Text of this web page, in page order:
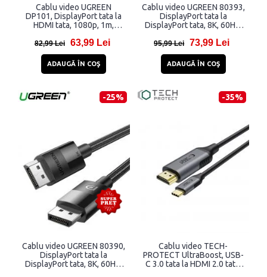
Cablu video UGREEN
DP101, DisplayPort tata la
HDMI tata, 1080p, 1m,
82,99 Lei 63,99 Lei
ADAUGĂ ÎN COŞ
Cablu video UGREEN 80393,
DisplayPort tata la
DisplayPort tata, 8K, 60Hz,
95,99 Lei 73,99 Lei
ADAUGĂ ÎN COŞ
-25%
Cablu video UGREEN 80390,
DisplayPort tata la
DisplayPort tata, 8K, 60Hz,
-35%
Cablu video TECH-
PROTECT UltraBoost, USB-
C 3.0 tata la HDMI 2.0 tata,